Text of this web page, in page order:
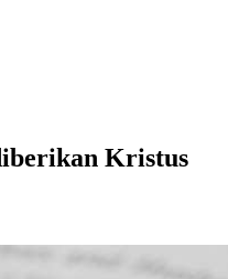
Kristus